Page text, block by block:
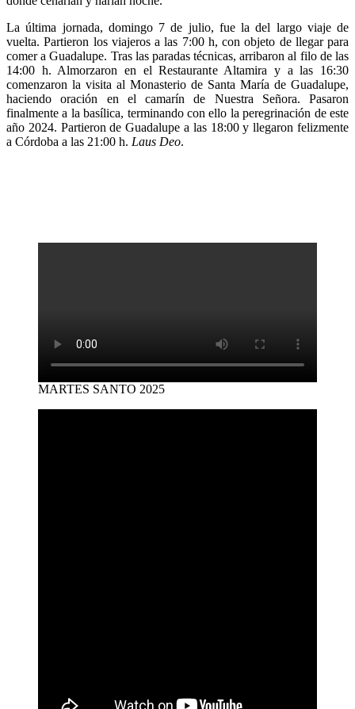
La última jornada, domingo 7 de julio, fue la del largo viaje de
vuelta. Partieron los viajeros a las 7:00 h, con objeto de llegar para
comer a Guadalupe. Tras las paradas técnicas, arribaron al filo de las
14:00 h. Almorzaron en el Restaurante Altamira y a las 16:30
comenzaron la visita al Monasterio de Santa María de Guadalupe,
haciendo oración en el camarín de Nuestra Señora. Pasaron
finalmente a la basílica, terminando con ello la peregrinación de este
año 2024. Partieron de Guadalupe a las 18:00 y llegaron felizmente
a Córdoba a las 21:00 h. Laus Deo.
MARTES SANTO 2025